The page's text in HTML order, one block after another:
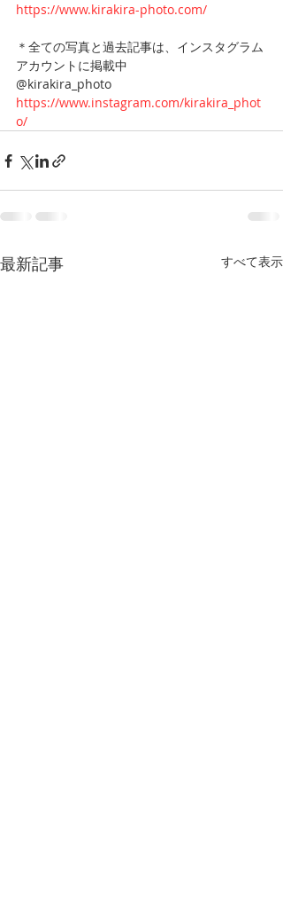
https://www.kirakira-photo.com/
＊全ての写真と過去記事は、インスタグラム
アカウントに掲載中
@kirakira_photo
https://www.instagram.com/kirakira_phot
o/
最新記事 すべて表示